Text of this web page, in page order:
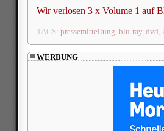
Wir verlosen 3 x Volume 1 auf
TAGS: pressemitteilung, blu-ray, dvd,
WERBUNG